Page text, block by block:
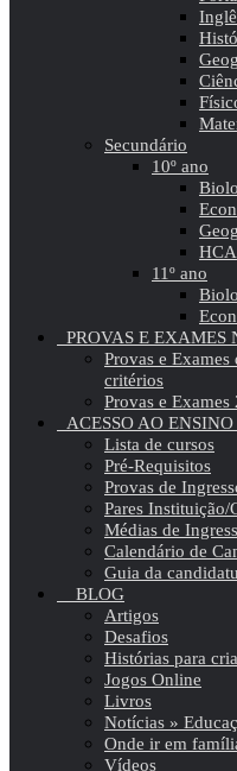
Secundário
10º ano
HCA
11º ano
PROVAS E EXAMES
Provas e Exames
critérios
Provas e
ACESSO AO ENSINO
Lista de cursos
Pré-Requisitos
Provas de
Pares Instituição/
Médias de
Calendário de
Guia da
BLOG
Artigos
Desafios
Histórias para
Jogos Online
Livros
Notícias »
Onde ir em
Vídeos